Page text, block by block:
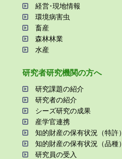
経営･現地情報
環境病害⾍
畜産
森林林業
⽔産
研究者研究機関の⽅へ
研究課題の紹介
研究者の紹介
シーズ研究の成果
産学官連携
知的財産の保有状況（特許）
知的財産の保有状況（品種）
研究員の受⼊